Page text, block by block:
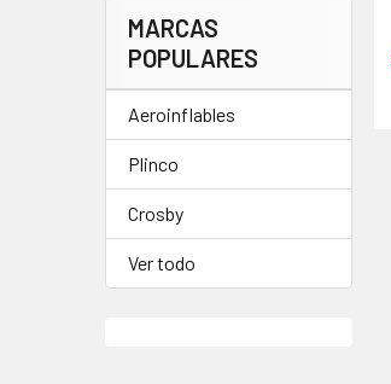
MARCAS
POPULARES
Aeroinflables
Plinco
Crosby
Ver todo